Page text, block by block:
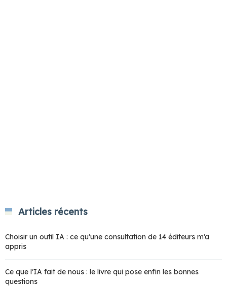
Articles récents
Choisir un outil IA : ce qu’une consultation de 14 éditeurs m’a
appris
Ce que l’IA fait de nous : le livre qui pose enfin les bonnes
questions